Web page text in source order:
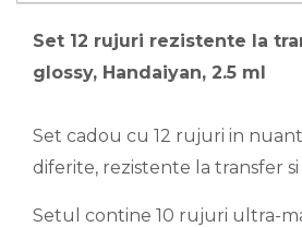
Set 12 rujuri rezistente la
glossy, Handaiyan, 2.5 ml
Set cadou cu 12 rujuri in
diferite, rezistente la transfer
Setul contine 10 rujuri ultra-